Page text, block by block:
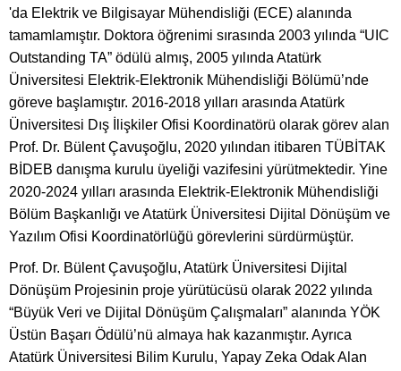
'da Elektrik ve Bilgisayar Mühendisliği (ECE) alanında
tamamlamıştır. Doktora öğrenimi sırasında 2003 yılında “UIC
Outstanding TA” ödülü almış, 2005 yılında Atatürk
Üniversitesi Elektrik-Elektronik Mühendisliği Bölümü’nde
göreve başlamıştır. 2016-2018 yılları arasında Atatürk
Üniversitesi Dış İlişkiler Ofisi Koordinatörü olarak görev alan
Prof. Dr. Bülent Çavuşoğlu, 2020 yılından itibaren TÜBİTAK
BİDEB danışma kurulu üyeliği vazifesini yürütmektedir. Yine
2020-2024 yılları arasında Elektrik-Elektronik Mühendisliği
Bölüm Başkanlığı ve Atatürk Üniversitesi Dijital Dönüşüm ve
Yazılım Ofisi Koordinatörlüğü görevlerini sürdürmüştür.
Prof. Dr. Bülent Çavuşoğlu, Atatürk Üniversitesi Dijital
Dönüşüm Projesinin proje yürütücüsü olarak 2022 yılında
“Büyük Veri ve Dijital Dönüşüm Çalışmaları” alanında YÖK
Üstün Başarı Ödülü’nü almaya hak kazanmıştır. Ayrıca
Atatürk Üniversitesi Bilim Kurulu, Yapay Zeka Odak Alan